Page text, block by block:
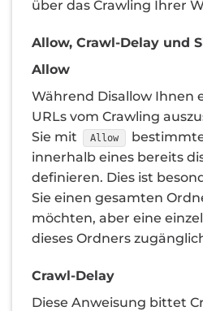
über das Crawling Ihrer
Allow, Crawl-Delay und
Allow
Während Disallow Ihnen
URLs vom Crawling
Sie mit
Allow
innerhalb eines bereits
definieren. Dies ist
Sie einen gesamten
möchten, aber eine
dieses Ordners
Crawl-Delay
Diese Anweisung bittet